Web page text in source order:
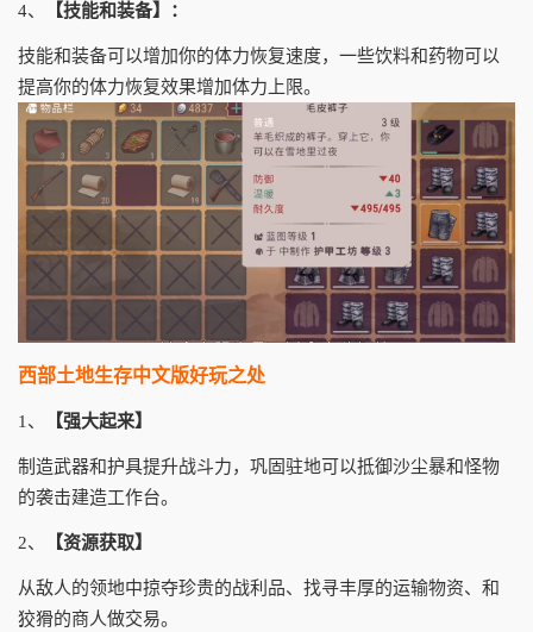
4、 【技能和装备】：
技能和装备可以增加你的体力恢复速度，一些饮料和药物可以
提高你的体力恢复效果增加体力上限。
西部土地生存中文版好玩之处
1、 【强大起来】
制造武器和护具提升战斗力，巩固驻地可以抵御沙尘暴和怪物
的袭击建造工作台。
2、 【资源获取】
从敌人的领地中掠夺珍贵的战利品、找寻丰厚的运输物资、和
狡猾的商人做交易。